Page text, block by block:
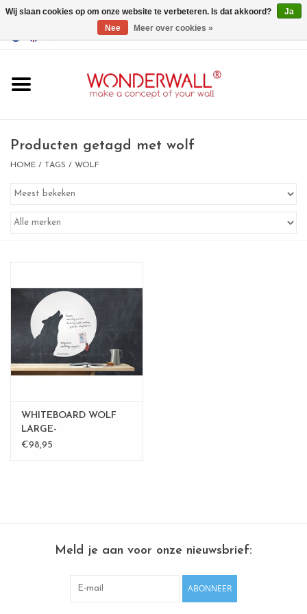
GBP/USD
magneetborden
magneten
BIG SALE , GRAB YOUR
CHANCE
LIMITED EXCLUSIVES
Rechthoekige , vierkante, ronde
magneetborden
Producten getagd met wolf
HOME / TAGS / WOLF
WHITEBOARD WOLF
LARGE-
€98,95
Meld je aan voor onze nieuwsbrief:
ABONNEER
Wij slaan cookies op om onze website te verbeteren. Is dat akkoord?
Ja
Nee
Meer over cookies »